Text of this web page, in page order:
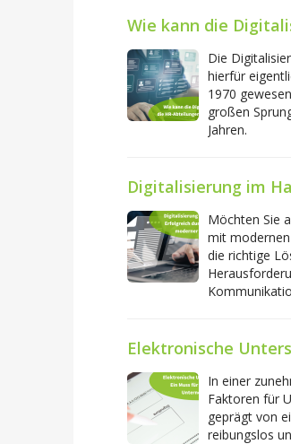
Wie kann die
Die
hierfür
1970
großen
Jahren.
Digitalisierung im
Möchten Sie
mit
die richtige
Elektronische
In einer
Faktoren für
geprägt von
reibungslos